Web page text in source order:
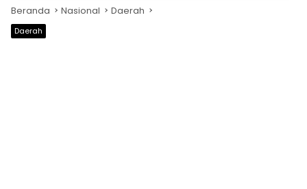
Beranda Nasional Daerah
Daerah